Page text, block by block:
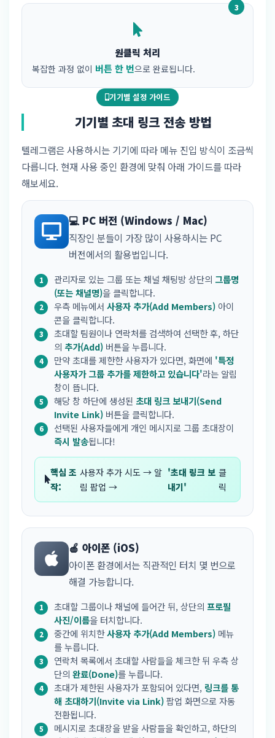
3
원클릭 처리
복잡한 과정 없이 버튼 한 번으로 완료됩니다.
기기별 설정 가이드
기기별 초대 링크 전송 방법
텔레그램은 사용하시는 기기에 따라 메뉴 진입 방식이 조금씩
다릅니다. 현재 사용 중인 환경에 맞춰 아래 가이드를 따라
해보세요.
💻 PC 버전 (Windows / Mac)
직장인 분들이 가장 많이 사용하시는 PC
버전에서의 활용법입니다.
관리자로 있는 그룹 또는 채널 채팅방 상단의 그룹명
(또는 채널명)을 클릭합니다.
우측 메뉴에서 사용자 추가(Add Members) 아이
콘을 클릭합니다.
초대할 팀원이나 연락처를 검색하여 선택한 후, 하단
의 추가(Add) 버튼을 누릅니다.
만약 초대를 제한한 사용자가 있다면, 화면에 '특정
사용자가 그룹 추가를 제한하고 있습니다'라는 알림
창이 뜹니다.
해당 창 하단에 생성된 초대 링크 보내기(Send
Invite Link) 버튼을 클릭합니다.
선택된 사용자들에게 개인 메시지로 그룹 초대장이
즉시 발송됩니다!
핵심 조
작:
사용자 추가 시도 → 알
림 팝업 →
'초대 링크 보
내기'
클
릭
🍎 아이폰 (iOS)
아이폰 환경에서는 직관적인 터치 몇 번으로
해결 가능합니다.
초대할 그룹이나 채널에 들어간 뒤, 상단의 프로필
사진/이름을 터치합니다.
중간에 위치한사용자 추가(Add Members) 메뉴
를 누릅니다.
연락처 목록에서 초대할 사람들을 체크한 뒤 우측 상
단의 완료(Done)를 누릅니다.
초대가 제한된 사용자가 포함되어 있다면, 링크를 통
해 초대하기(Invite via Link)팝업 화면으로 자동
전환됩니다.
메시지로 초대장을 받을 사람들을 확인하고, 하단의